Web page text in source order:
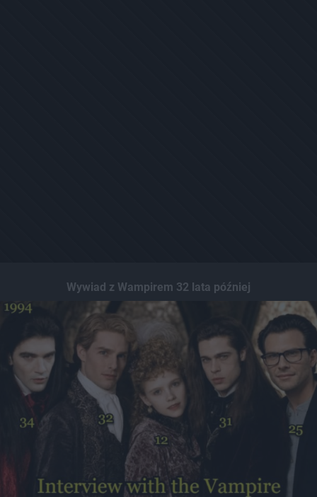
Wywiad z Wampirem 32 lata później